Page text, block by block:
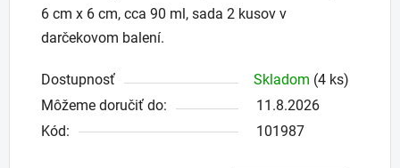
6 cm x 6 cm, cca 90 ml, sada 2 kusov v
darčekovom balení.
Dostupnosť Skladom (4 ks)
Môžeme doručiť do:
11.8.2026
Kód:
101987